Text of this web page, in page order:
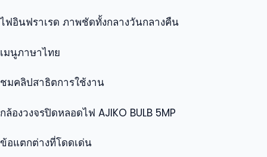
ไฟอินฟราเรด ภาพชัดทั้งกลางวันกลางคืน
เมนูภาษาไทย
ชมคลิปสาธิตการใช้งาน
กล้องวงจรปิดหลอดไฟ AJIKO BULB 5MP
ข้อแตกต่างที่โดดเด่น